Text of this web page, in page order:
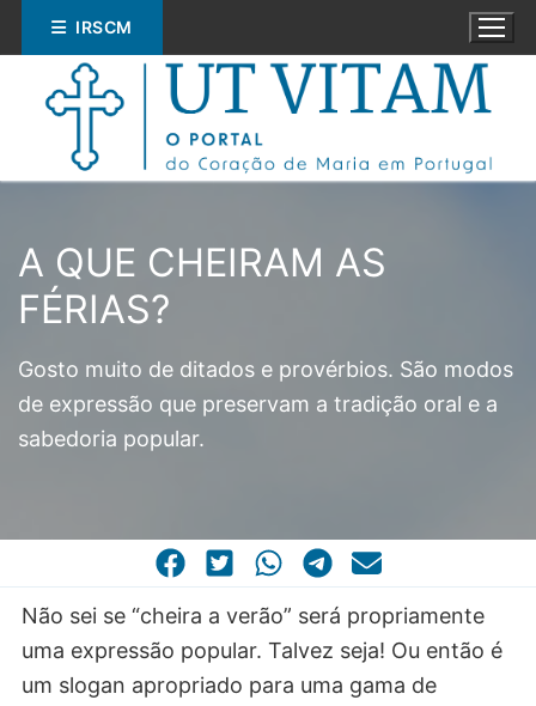
Saltar
para
conteúdo
IRSCM
Pesquisar
ESPIRITUALIDADE
EDUCAÇÃO
CASA COMUM
POR VOCAÇÃO
A QUE CHEIRAM AS
FÉRIAS?
Gosto muito de ditados e provérbios. São modos
de expressão que preservam a tradição oral e a
sabedoria popular.
Não sei se “cheira a verão” será propriamente
uma expressão popular. Talvez seja! Ou então é
um slogan apropriado para uma gama de